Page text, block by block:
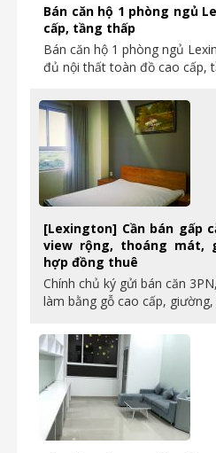
Bán căn hộ 1 phòng ngủ
cấp, tầng thấp
Bán căn hộ 1 phòng ngủ
đủ nội thất toàn đồ cao cấp,
[Lexington] Cần bán gấp
view rộng, thoáng mát,
hợp đồng thuê
Chính chủ ký gửi bán căn
làm bằng gỗ cao cấp,